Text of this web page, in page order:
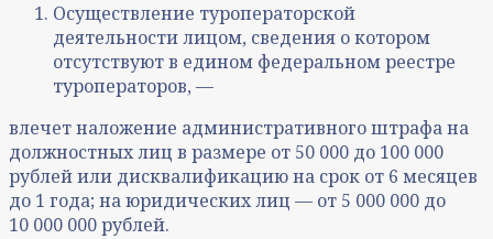
Осуществление туроператорской
деятельности лицом, сведения о котором
отсутствуют в едином федеральном реестре
туроператоров, —
влечет наложение административного штрафа на
должностных лиц в размере от 50 000 до 100 000
рублей или дисквалификацию на срок от 6 месяцев
до 1 года; на юридических лиц — от 5 000 000 до
10 000 000 рублей.